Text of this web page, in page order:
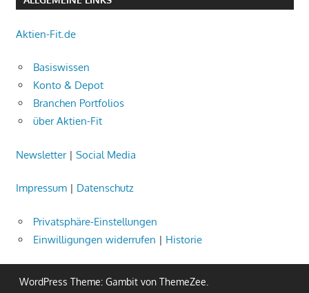
Aktien-Fit.de
Basiswissen
Konto & Depot
Branchen Portfolios
über Aktien-Fit
Newsletter| Social Media
Impressum| Datenschutz
Privatsphäre-Einstellungen
Einwilligungen widerrufen | Historie
WordPress Theme: Gambit von ThemeZee.